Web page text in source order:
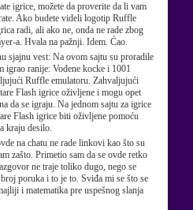
igrice, možete da proverite da li vam
Ako budete videli logotip Ruffle
radi, ali ako ne, onda ne rade zbog
a. Hvala na pažnji. Idem. Ćao.
sjajnu vest: Na ovom sajtu su proradile
igrao ranije: Vodene kocke i 1001
Ruffle emulatoru. Zahvaljujući
Flash igrice oživljene i mogu opet
da se igraju. Na jednom sajtu za igrice
Flash igrice biti oživljene pomoću
kraju desilo.
na chatu ne rade linkovi kao što su
zašto. Primetio sam da se ovde retko
ne traje toliko dugo, nego se
poruka i to je to. Sviđa mi se što se
i matematika pre uspešnog slanja